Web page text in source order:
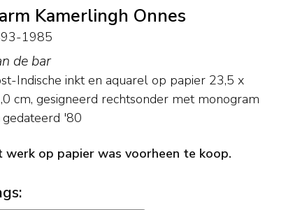
Kamerlingh Onnes
1985
de bar
Indische inkt en aquarel op papier 23,5 x
cm, gesigneerd rechtsonder met monogram
gedateerd '80
werk op papier was voorheen te koop.